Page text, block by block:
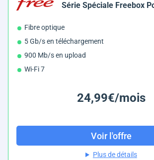
Série Spéciale Freebox
Fibre optique
5 Gb/s en téléchargement
900 Mb/s en upload
Wi-Fi 7
24,99€/mois
Voir l'offre
Plus de détails